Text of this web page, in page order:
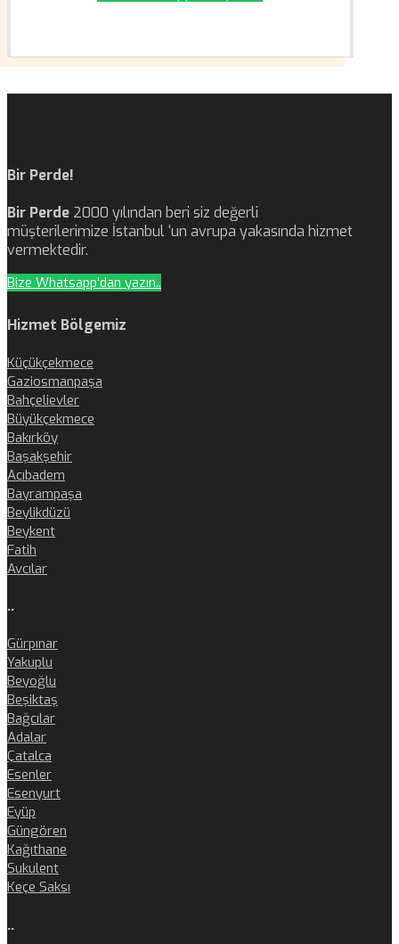
Bir Perde!
Bir Perde 2000 yılından beri siz değerli
müşterilerimize İstanbul ‘un avrupa yakasında hizmet
vermektedir.
Bize Whatsapp'dan yazın..
Hizmet Bölgemiz
Küçükçekmece
Gaziosmanpaşa
Bahçelievler
Büyükçekmece
Bakırköy
Başakşehir
Acıbadem
Bayrampaşa
Beylikdüzü
Beykent
Fatih
Avcılar
..
Gürpınar
Yakuplu
Beyoğlu
Beşiktaş
Bağcılar
Adalar
Çatalca
Esenler
Esenyurt
Eyüp
Güngören
Kağıthane
Sukulent
Keçe Saksı
..